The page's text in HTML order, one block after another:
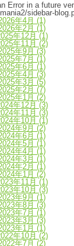
Error in a future
sidebar-
年4月 (1)
年2月 (1)
年12月 (1)
年11月 (2)
年9月 (3)
年7月 (1)
年6月 (1)
年4月 (3)
年3月 (5)
年2月 (7)
年1月 (2)
年12月 (3)
年11月 (3)
年10月 (1)
年9月 (2)
年6月 (1)
年5月 (1)
年4月 (1)
年3月 (1)
年2月 (1)
年1月 (2)
年11月 (1)
年10月 (3)
年9月 (1)
年8月 (3)
年7月 (1)
年3月 (3)
年1月 (1)
年10月 (2)
年7月 (2)